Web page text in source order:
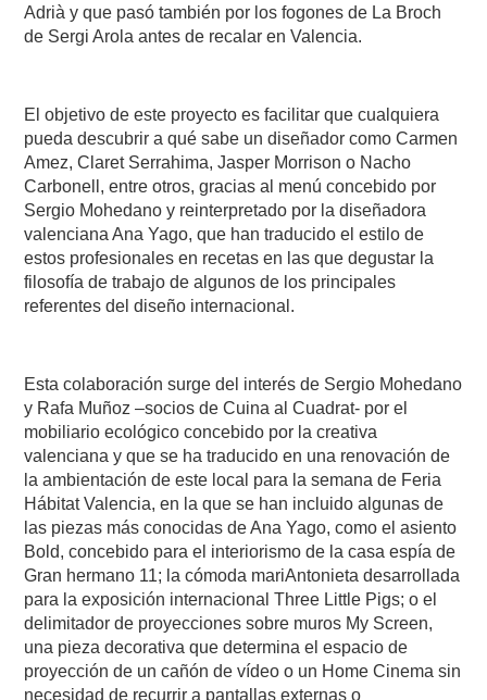
Adrià y que pasó también por los fogones de La Broch
de Sergi Arola antes de recalar en Valencia.
El objetivo de este proyecto es facilitar que cualquiera
pueda descubrir a qué sabe un diseñador como Carmen
Amez, Claret Serrahima, Jasper Morrison o Nacho
Carbonell, entre otros, gracias al menú concebido por
Sergio Mohedano y reinterpretado por la diseñadora
valenciana Ana Yago, que han traducido el estilo de
estos profesionales en recetas en las que degustar la
filosofía de trabajo de algunos de los principales
referentes del diseño internacional.
Esta colaboración surge del interés de Sergio Mohedano
y Rafa Muñoz –socios de Cuina al Cuadrat- por el
mobiliario ecológico concebido por la creativa
valenciana y que se ha traducido en una renovación de
la ambientación de este local para la semana de Feria
Hábitat Valencia, en la que se han incluido algunas de
las piezas más conocidas de Ana Yago, como el asiento
Bold, concebido para el interiorismo de la casa espía de
Gran hermano 11; la cómoda mariAntonieta desarrollada
para la exposición internacional Three Little Pigs; o el
delimitador de proyecciones sobre muros My Screen,
una pieza decorativa que determina el espacio de
proyección de un cañón de vídeo o un Home Cinema sin
necesidad de recurrir a pantallas externas o